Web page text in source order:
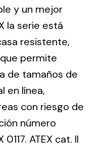
para todo tipo
y un mejor
la serie está
resistente,
permite
de tamaños de
en línea,
con riesgo de
número
ATEX cat. II